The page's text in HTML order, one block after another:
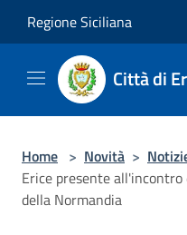
Regione Siciliana
Città di
Home > Novità >
Erice presente all'incontro
della Normandia